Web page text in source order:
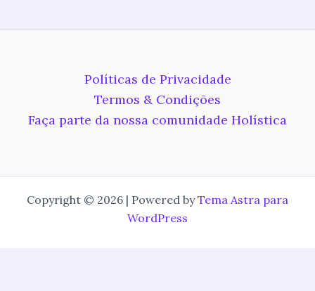
Políticas de Privacidade
Termos & Condições
Faça parte da nossa comunidade Holística
Copyright © 2026 | Powered byTema Astra para
WordPress